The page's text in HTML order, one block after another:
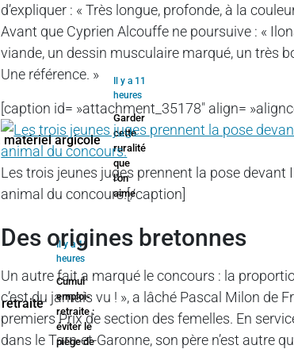
d’expliquer : « Très longue, profonde, à la
Avant que Cyprien Alcouffe ne poursuive : «
viande, un dessin musculaire marqué, un très
Une référence. »
[caption id= »attachment_35178″ align=
Les trois jeunes juges prennent la pose devant
animal du concours.[/caption]
Des origines bretonnes
Un autre fait a marqué le concours : la
c’est du jamais vu ! », a lâché Pascal Milon de
premiers Prix de section des femelles. En
dans le Tarn-et-Garonne, son père n’est autre
Il y a 11
heures
Garder
cette
ruralité
que
l’on
aime
Il y a 11
heures
Cumul
emploi-
retraite :
éviter le
piège de